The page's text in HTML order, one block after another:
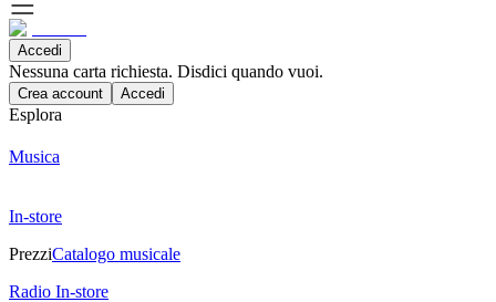
Accedi
Nessuna carta richiesta. Disdici quando vuoi.
Crea account Accedi
Esplora
Musica
In-store
PrezziCatalogo musicale
Radio In-store